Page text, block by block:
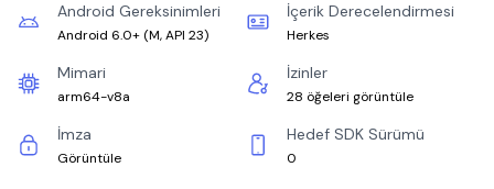
Android Gereksinimleri
Android 6.0+ (M, API 23)
İçerik Derecelendirmesi
Herkes
Mimari
arm64-v8a
İzinler
28 öğeleri görüntüle
İmza
Görüntüle
Hedef SDK Sürümü
0